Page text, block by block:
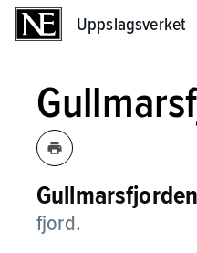
Uppslagsverket
Gullmarsfjorden
fjord.